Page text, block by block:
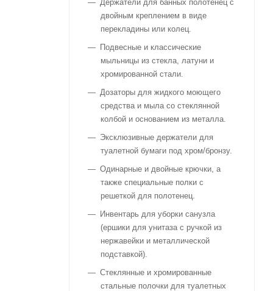
Держатели для банных полотенец с
двойным креплением в виде
перекладины или колец.
Подвесные и классические
мыльницы из стекла, латуни и
хромированной стали.
Дозаторы для жидкого моющего
средства и мыла со стеклянной
колбой и основанием из металла.
Эксклюзивные держатели для
туалетной бумаги под хром/бронзу.
Одинарные и двойные крючки, а
также специальные полки с
решеткой для полотенец.
Инвентарь для уборки санузла
(ершики для унитаза с ручкой из
нержавейки и металлической
подставкой).
Стеклянные и хромированные
стальные полочки для туалетных